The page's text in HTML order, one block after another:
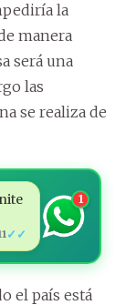
la
manera
será una
las
se realiza de
✓✓
1
el país está